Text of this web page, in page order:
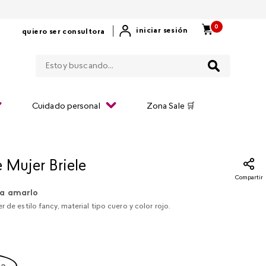
quiero ser consultora iniciar sesión
0
Cuidado personal Zona Sale 🛒
Mujer Briele
Compartir
amarlo
de estilo fancy, material tipo cuero y color rojo.